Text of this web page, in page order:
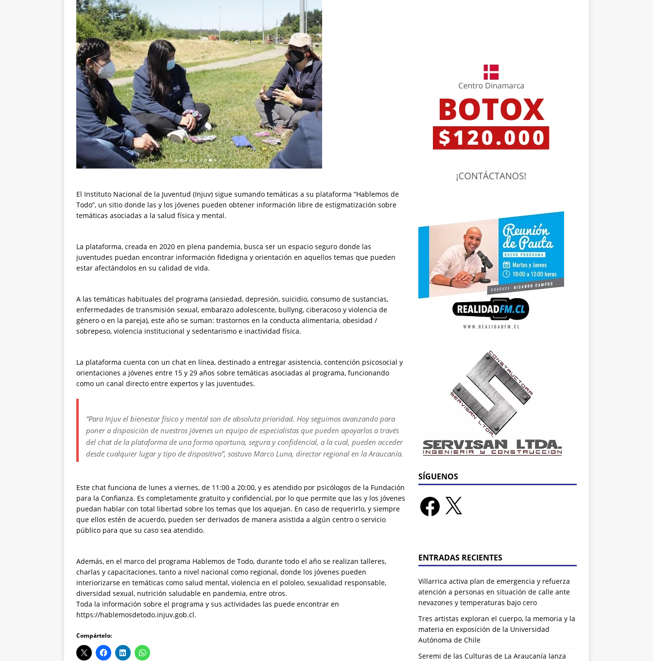
El Instituto Nacional de la Juventud (Injuv) sigue sumando temáticas a su plataforma “Hablemos de
Todo”, un sitio donde las y los jóvenes pueden obtener información libre de estigmatización sobre
temáticas asociadas a la salud física y mental.
La plataforma, creada en 2020 en plena pandemia, busca ser un espacio seguro donde las
juventudes puedan encontrar información fidedigna y orientación en aquellos temas que pueden
estar afectándolos en su calidad de vida.
A las temáticas habituales del programa (ansiedad, depresión, suicidio, consumo de sustancias,
enfermedades de transmisión sexual, embarazo adolescente, bullyng, ciberacoso y violencia de
género o en la pareja), este año se suman: trastornos en la conducta alimentaria, obesidad /
sobrepeso, violencia institucional y sedentarismo e inactividad física.
La plataforma cuenta con un chat en línea, destinado a entregar asistencia, contención psicosocial y
orientaciones a jóvenes entre 15 y 29 años sobre temáticas asociadas al programa, funcionando
como un canal directo entre expertos y las juventudes.
“Para Injuv el bienestar físico y mental son de absoluta prioridad. Hoy seguimos avanzando para
poner a disposición de nuestros jóvenes un equipo de especialistas que pueden apoyarlos a través
del chat de la plataforma de una forma oportuna, segura y confidencial, a la cual, pueden acceder
desde cualquier lugar y tipo de dispositivo”, sostuvo Marco Luna, director regional en la Araucanía.
Este chat funciona de lunes a viernes, de 11:00 a 20:00, y es atendido por psicólogos de la Fundación
para la Confianza. Es completamente gratuito y confidencial, por lo que permite que las y los jóvenes
puedan hablar con total libertad sobre los temas que los aquejan. En caso de requerirlo, y siempre
que ellos estén de acuerdo, pueden ser derivados de manera asistida a algún centro o servicio
público para que su caso sea atendido.
Además, en el marco del programa Hablemos de Todo, durante todo el año se realizan talleres,
charlas y capacitaciones, tanto a nivel nacional como regional, donde los jóvenes pueden
interiorizarse en temáticas como salud mental, violencia en el pololeo, sexualidad responsable,
diversidad sexual, nutrición saludable en pandemia, entre otros.
Toda la información sobre el programa y sus actividades las puede encontrar en
https://hablemosdetodo.injuv.gob.cl.
Compártelo:
SÍGUENOS
ENTRADAS RECIENTES
Villarrica activa plan de emergencia y refuerza
atención a personas en situación de calle ante
nevazones y temperaturas bajo cero
Tres artistas exploran el cuerpo, la memoria y la
materia en exposición de la Universidad
Autónoma de Chile
Seremi de las Culturas de La Araucanía lanza